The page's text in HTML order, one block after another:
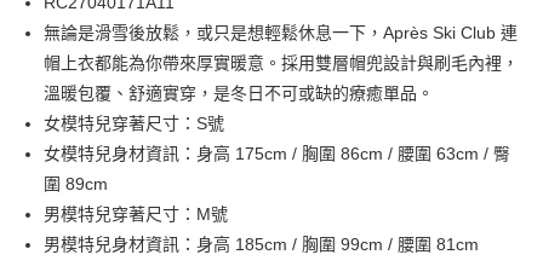
華南商業銀行
上海商業儲蓄銀行
台北富邦商業銀行
國泰世華商業銀行
兆豐國際商業銀行
臺灣中小企業銀行
台中商業銀行
匯豐（台灣）商業銀行
聯邦商業銀行
元大商業銀行
永豐商業銀行
玉山商業銀行
台新國際商業銀行
台灣樂天信用卡公司
華南商業銀行
彰化商業銀行
上海商業儲蓄銀行
台北富邦商業銀行
國泰世華商業銀行
兆豐國際商業銀行
臺灣中小企業銀行
匯豐（台灣）商業銀行
華泰商業銀行
元大商業銀行
玉山商業銀行
台新國際商業銀行
中國信託商業銀行
LINE Pay
Apple Pay
街口支付
運送方式
限時免運活動
免運費
無論是滑雪後放鬆，或只是想輕鬆休息一下，Après Ski Club 連
帽上衣都能為你帶來厚實暖意。採用雙層帽兜設計與刷毛內裡，
溫暖包覆、舒適實穿，是冬日不可或缺的療癒單品。
女模特兒穿著尺寸：S號
女模特兒身材資訊：身高 175cm / 胸圍 86cm / 腰圍 63cm / 臀
圍 89cm
男模特兒穿著尺寸：M號
男模特兒身材資訊：身高 185cm / 胸圍 99cm / 腰圍 81cm